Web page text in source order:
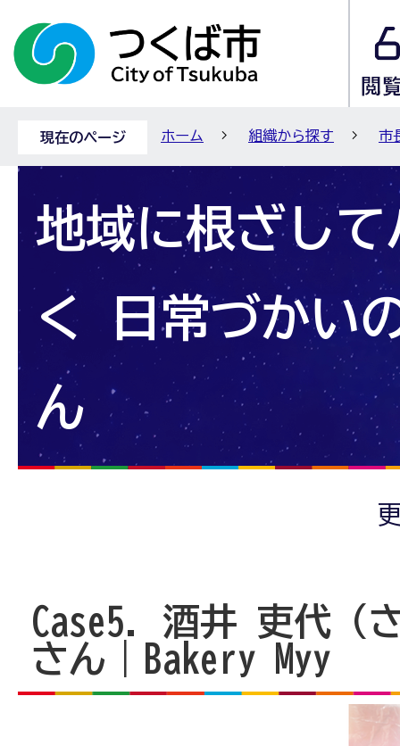
現在のページ ホーム 組織から探す 市
地域に根ざして
く 日常づかい
ん
Case5. 酒井 吏代（
さん｜Bakery Myy